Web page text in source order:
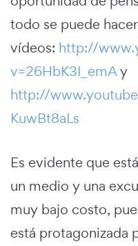
todo se puede
vídeos: http://
v=26HbK3I_emAy
http://
KuwBt8aLs
Es evidente que
un medio y una
muy bajo costo,
está protagonizada